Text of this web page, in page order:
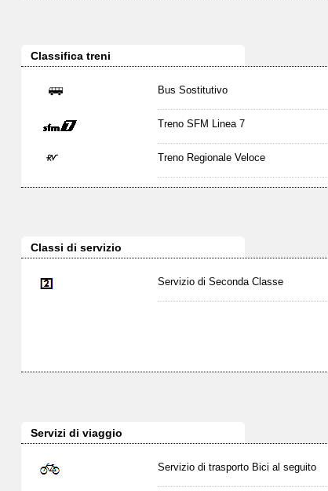
Classifica treni
Bus Sostitutivo
Treno SFM Linea 7
Treno Regionale Veloce
Classi di servizio
Servizio di Seconda Classe
Servizi di viaggio
Servizio di trasporto Bici al seguito